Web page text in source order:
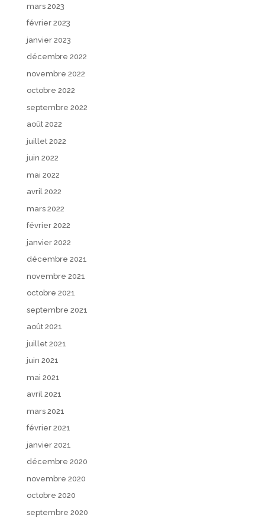
mars 2023
février 2023
janvier 2023
décembre 2022
novembre 2022
octobre 2022
septembre 2022
août 2022
juillet 2022
juin 2022
mai 2022
avril 2022
mars 2022
février 2022
janvier 2022
décembre 2021
novembre 2021
octobre 2021
septembre 2021
août 2021
juillet 2021
juin 2021
mai 2021
avril 2021
mars 2021
février 2021
janvier 2021
décembre 2020
novembre 2020
octobre 2020
septembre 2020